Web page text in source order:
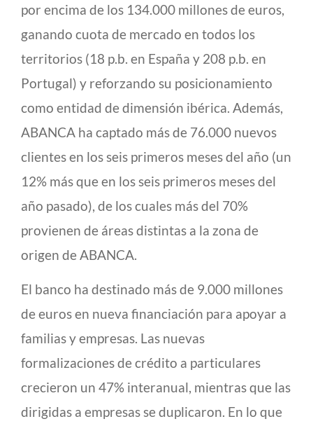
por encima de los 134.000 millones de euros,
ganando cuota de mercado en todos los
territorios (18 p.b. en España y 208 p.b. en
Portugal) y reforzando su posicionamiento
como entidad de dimensión ibérica. Además,
ABANCA ha captado más de 76.000 nuevos
clientes en los seis primeros meses del año (un
12% más que en los seis primeros meses del
año pasado), de los cuales más del 70%
provienen de áreas distintas a la zona de
origen de ABANCA.
El banco ha destinado más de 9.000 millones
de euros en nueva financiación para apoyar a
familias y empresas. Las nuevas
formalizaciones de crédito a particulares
crecieron un 47% interanual, mientras que las
dirigidas a empresas se duplicaron. En lo que